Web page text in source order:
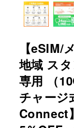
【eSIM/
地域 ス
専用 （
チャー
Connect